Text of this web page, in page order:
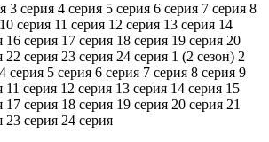
3 серия 4 серия 5 серия 6 серия 7 серия 8
10 серия 11 серия 12 серия 13 серия 14
16 серия 17 серия 18 серия 19 серия 20
22 серия 23 серия 24 серия 1 (2 сезон) 2
4 серия 5 серия 6 серия 7 серия 8 серия 9
11 серия 12 серия 13 серия 14 серия 15
17 серия 18 серия 19 серия 20 серия 21
23 серия 24 серия